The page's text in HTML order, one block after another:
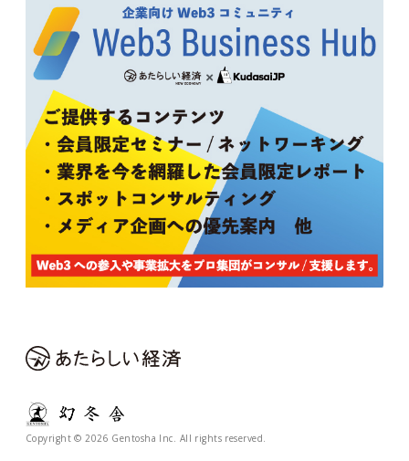
Copyright © 2026 Gentosha Inc. All rights reserved.